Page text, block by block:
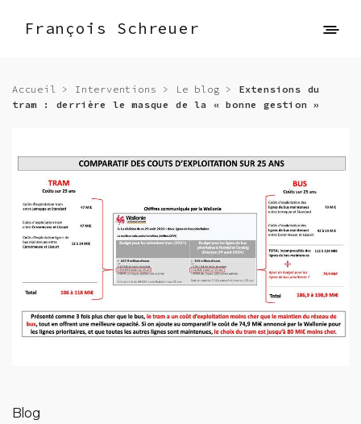
François Schreuer
Accueil > Interventions > Le blog > Extensions du
tram : derrière le masque de la « bonne gestion »
Blog